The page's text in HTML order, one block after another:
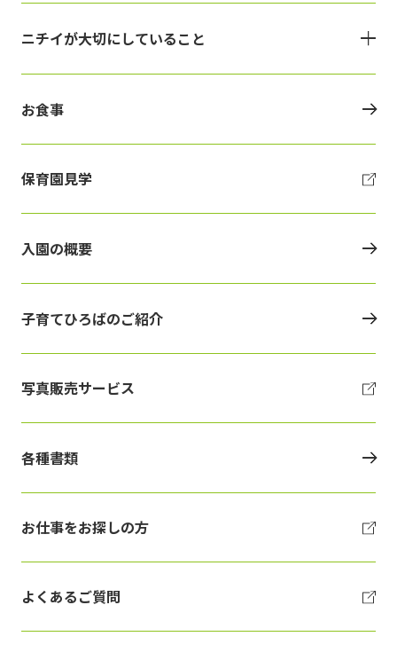
ニチイが大切にしていること
お食事
保育園見学
入園の概要
子育てひろばのご紹介
写真販売サービス
各種書類
お仕事をお探しの方
よくあるご質問